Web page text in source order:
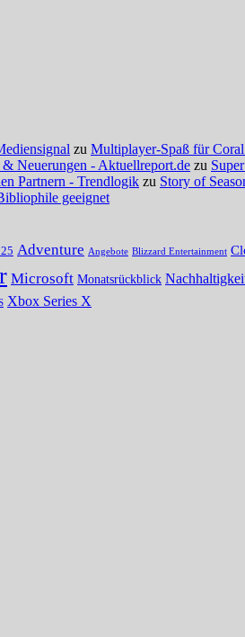
zu Multiplayer-Spaß für
Neuerungen - Aktuellreport.de zu
Partnern - Trendlogik zu Story of
geeignet
Adventure Angebote Blizzard Entertainment
Microsoft Monatsrückblick
Xbox Series X